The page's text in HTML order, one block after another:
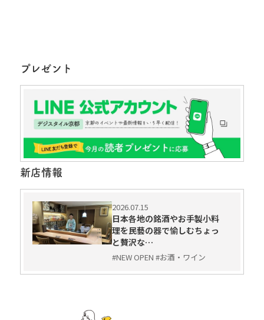
プレゼント
新店情報
2026.07.15
日本各地の銘酒やお手製小料
理を民藝の器で愉しむちょっ
と贅沢な…
#NEW OPEN #お酒・ワイン